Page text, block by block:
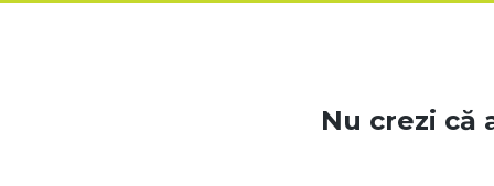
Nu crezi că